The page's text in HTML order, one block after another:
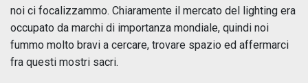
noi ci focalizzammo. Chiaramente il mercato del lighting era
occupato da marchi di importanza mondiale, quindi noi
fummo molto bravi a cercare, trovare spazio ed affermarci
fra questi mostri sacri.